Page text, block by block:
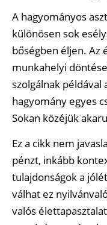
A hagyományos
különösen sok
bőségben éljen.
munkahelyi
szolgálnak
hagyomány egyes
Sokan közéjük
Ez a cikk nem
pénzt, inkább
tulajdonságok a
válhat ez
valós